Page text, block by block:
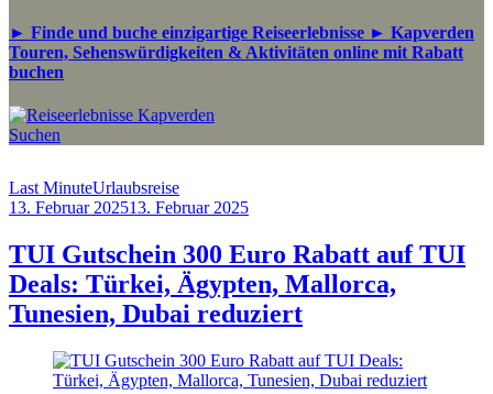
► Finde und buche einzigartige Reiseerlebnisse ► Kapverden
Touren, Sehenswürdigkeiten & Aktivitäten online mit Rabatt
buchen
Suchen
Last MinuteUrlaubsreise
13. Februar 202513. Februar 2025
Allan
TUI Gutschein 300 Euro Rabatt auf TUI
Deals: Türkei, Ägypten, Mallorca,
Tunesien, Dubai reduziert